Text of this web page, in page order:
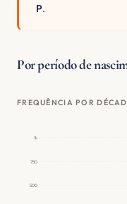
P.
Por período de
FREQUÊNCIA POR
500
750
1k